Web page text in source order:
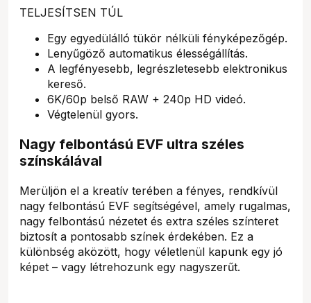
TELJESÍTSEN TÚL
Egy egyedülálló tükör nélküli fényképezőgép.
Lenyűgöző automatikus élességállítás.
A legfényesebb, legrészletesebb elektronikus
kereső.
6K/60p belső RAW + 240p HD videó.
Végtelenül gyors.
Nagy felbontású EVF ultra széles
színskálával
Merüljön el a kreatív terében a fényes, rendkívül
nagy felbontású EVF segítségével, amely rugalmas,
nagy felbontású nézetet és extra széles színteret
biztosít a pontosabb színek érdekében. Ez a
különbség aközött, hogy véletlenül kapunk egy jó
képet – vagy létrehozunk egy nagyszerűt.